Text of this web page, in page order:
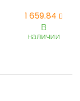
1 659,84
В
наличии